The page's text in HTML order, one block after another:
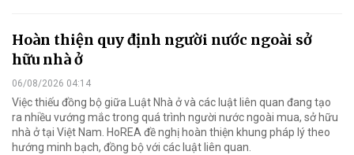
Hoàn thiện quy định người nước ngoài sở
hữu nhà ở
06/08/2026 04:14
Việc thiếu đồng bộ giữa Luật Nhà ở và các luật liên quan đang tạo
ra nhiều vướng mắc trong quá trình người nước ngoài mua, sở hữu
nhà ở tại Việt Nam. HoREA đề nghị hoàn thiện khung pháp lý theo
hướng minh bạch, đồng bộ với các luật liên quan.